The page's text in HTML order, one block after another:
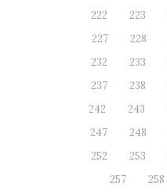
222
223
227
228
232
233
237
238
242
243
247
248
252
253
257
258